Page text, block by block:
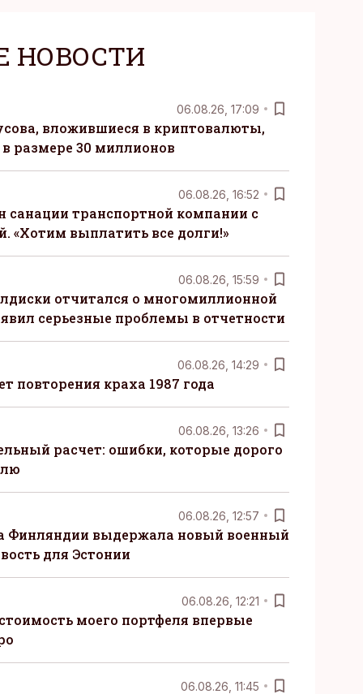
НОВОСТИ
06.08.26, 17:09
вложившиеся в криптовалюты,
размере 30 миллионов
06.08.26, 16:52
санации транспортной компании с
«Хотим выплатить все долги!»
06.08.26, 15:59
отчитался о многомиллионной
серьезные проблемы в отчетности
06.08.26, 14:29
повторения краха 1987 года
06.08.26, 13:26
расчет: ошибки, которые дорого
06.08.26, 12:57
Финляндии выдержала новый военный
для Эстонии
06.08.26, 12:21
моего портфеля впервые
06.08.26, 11:45